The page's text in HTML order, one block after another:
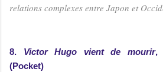
relations complexes entre Japon et
8. Victor Hugo vient de mourir,
(Pocket)